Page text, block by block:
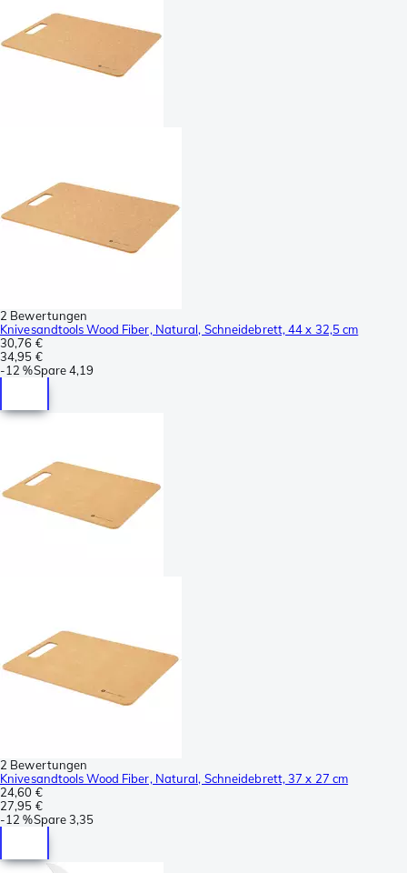
2 Bewertungen
Knivesandtools Wood Fiber, Natural, Schneidebrett, 44 x 32,5 cm
30,76 €
34,95 €
-12 %Spare4,19
2 Bewertungen
Knivesandtools Wood Fiber, Natural, Schneidebrett, 37 x 27 cm
24,60 €
27,95 €
-12 %Spare3,35